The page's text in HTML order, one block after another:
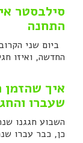
סילבסטר
התחנה
ביום שני
החדשה, ואיזו
איך שהזמן
שעברו
השבוע חגגנו
כן, כבר עברו